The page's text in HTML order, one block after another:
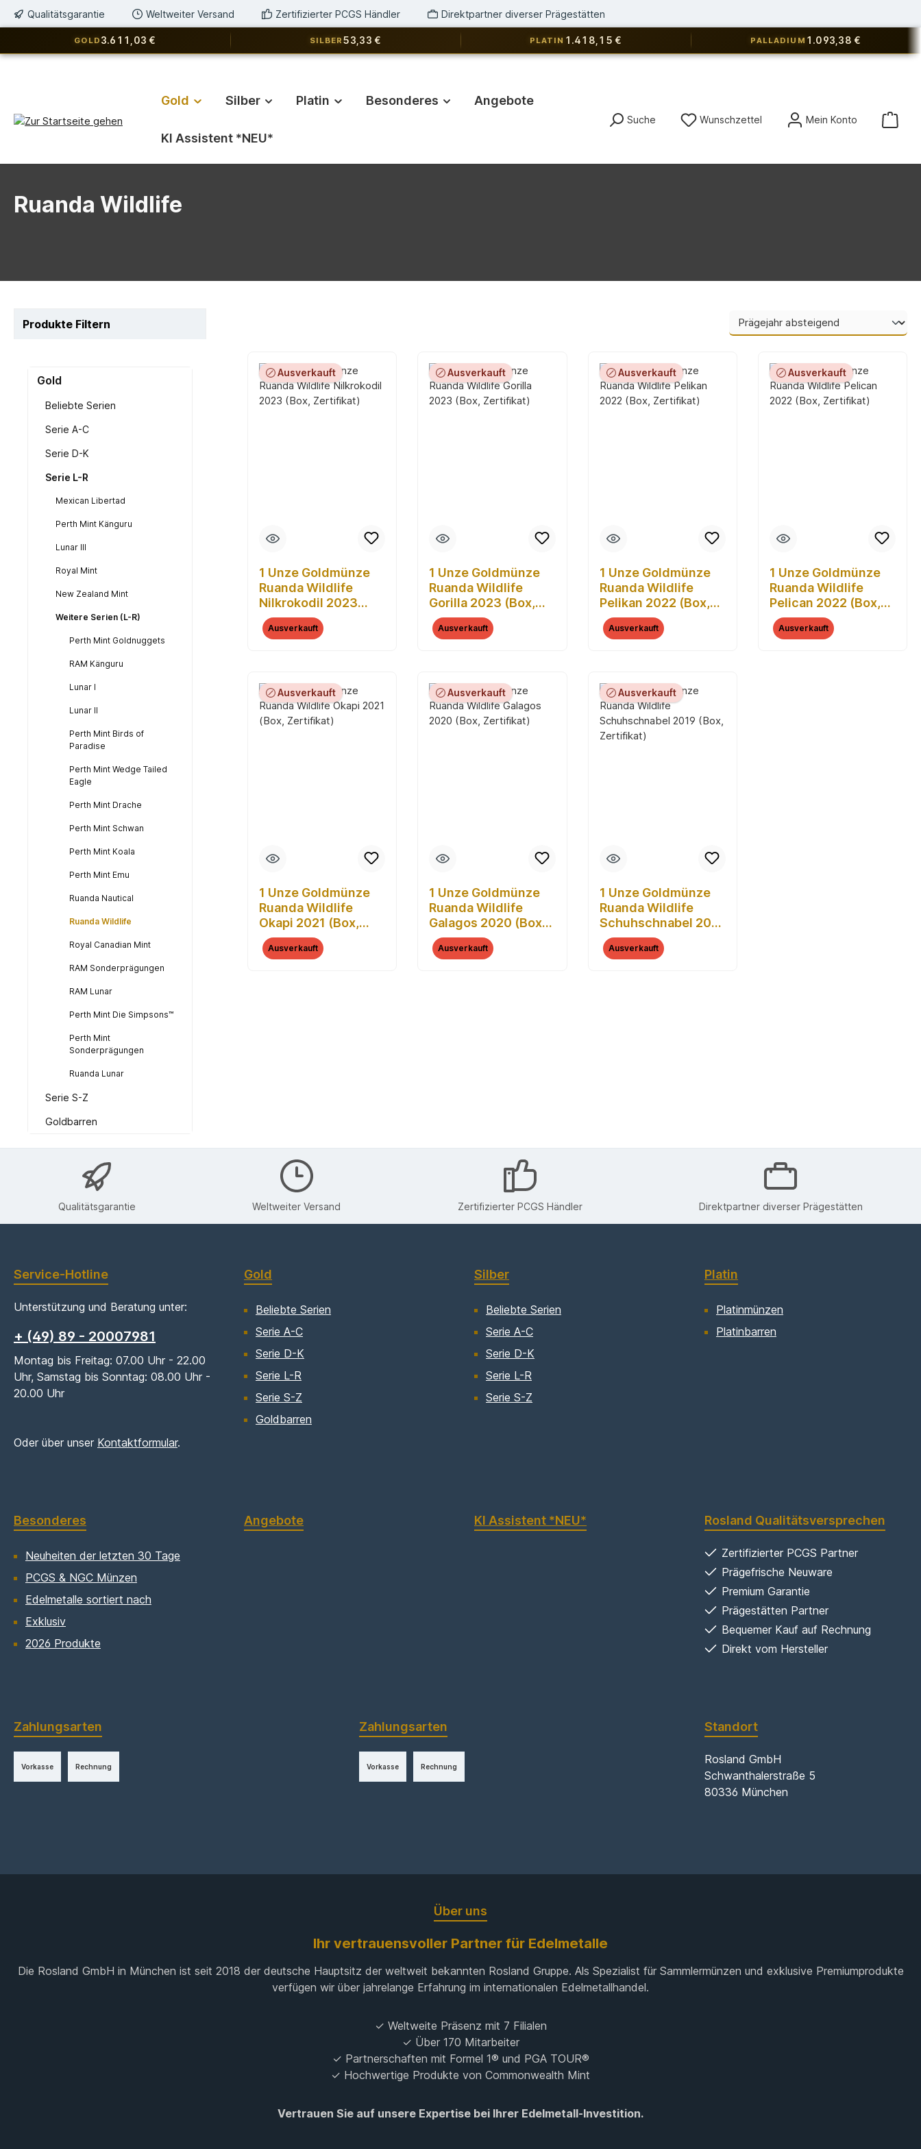
Zur Hauptnavigation springen
Qualitätsgarantie Weltweiter Versand Zertifizierter PCGS Händler Direktpartner diverser Prägestätten
GOLD 3.611,03 € SILBER 53,33 € PLATIN 1.418,15 € PALLADIUM 1.093,38 €
Gold Silber Platin Besonderes Angebote
KI Assistent *NEU*
Suche Wunschzettel Du hast 0 Produkte auf dem
Mein Konto
Ruanda Wildlife
Produkte Filtern
Gold
Beliebte Serien
Serie A-C
Serie D-K
Serie L-R
Mexican Libertad
Perth Mint Känguru
Lunar III
Royal Mint
New Zealand Mint
Weitere Serien (L-R)
Perth Mint Goldnuggets
RAM Känguru
Lunar I
Lunar II
Perth Mint Birds of
Paradise
Perth Mint Wedge Tailed
Eagle
Perth Mint Drache
Perth Mint Schwan
Perth Mint Koala
Perth Mint Emu
Ruanda Nautical
Ruanda Wildlife
Royal Canadian Mint
RAM Sonderprägungen
RAM Lunar
Perth Mint Die Simpsons™
Perth Mint
Sonderprägungen
Ruanda Lunar
Serie S-Z
Goldbarren
Ausverkauft
1 Unze Goldmünze
Ruanda Wildlife
Nilkrokodil 2023
(Box, Zertifikat)
Ausverkauft
Ausverkauft
1 Unze Goldmünze
Ruanda Wildlife
Gorilla 2023 (Box,
Zertifikat)
Ausverkauft
Ausverkauft
1 Unze Goldmünze
Ruanda Wildlife
Pelikan 2022 (Box,
Zertifikat)
Ausverkauft
Ausverkauft
1 Unze Goldmünze
Ruanda Wildlife
Pelican 2022 (Box,
Zertifikat)
Ausverkauft
Ausverkauft
1 Unze Goldmünze
Ruanda Wildlife
Okapi 2021 (Box,
Zertifikat)
Ausverkauft
Ausverkauft
1 Unze Goldmünze
Ruanda Wildlife
Galagos 2020 (Box,
Zertifikat)
Ausverkauft
Ausverkauft
1 Unze Goldmünze
Ruanda Wildlife
Schuhschnabel 2019
(Box, Zertifikat)
Ausverkauft
Qualitätsgarantie Weltweiter Versand Zertifizierter PCGS Händler Direktpartner diverser Prägestätten
Service-Hotline
Unterstützung und Beratung unter:
+ (49) 89 - 20007981
Montag bis Freitag: 07.00 Uhr - 22.00
Uhr, Samstag bis Sonntag: 08.00 Uhr -
20.00 Uhr
Oder über unser Kontaktformular.
Gold
Beliebte Serien
Serie A-C
Serie D-K
Serie L-R
Serie S-Z
Goldbarren
Silber
Beliebte Serien
Serie A-C
Serie D-K
Serie L-R
Serie S-Z
Platin
Platinmünzen
Platinbarren
Besonderes
Neuheiten der letzten 30 Tage
PCGS & NGC Münzen
Edelmetalle sortiert nach
Exklusiv
2026 Produkte
Angebote KI Assistent *NEU* Rosland Qualitätsversprechen
Zertifizierter PCGS Partner
Prägefrische Neuware
Premium Garantie
Prägestätten Partner
Bequemer Kauf auf Rechnung
Direkt vom Hersteller
Zahlungsarten
Vorkasse Rechnung
Zahlungsarten
Vorkasse Rechnung
Standort
Rosland GmbH
Schwanthalerstraße 5
80336 München
Über uns
Ihr vertrauensvoller Partner für Edelmetalle
Die Rosland GmbH in München ist seit 2018 der deutsche Hauptsitz der weltweit bekannten Rosland Gruppe. Als Spezialist für Sammlermünzen und exklusive Premiumprodukte
verfügen wir über jahrelange Erfahrung im internationalen Edelmetallhandel.
✓ Weltweite Präsenz mit 7 Filialen
✓ Über 170 Mitarbeiter
✓ Partnerschaften mit Formel 1® und PGA TOUR®
✓ Hochwertige Produkte von Commonwealth Mint
Vertrauen Sie auf unsere Expertise bei Ihrer Edelmetall-Investition.